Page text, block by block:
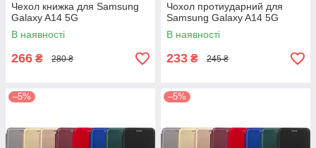
Чехол книжка для Samsung
Galaxy A14 5G
В наявності
266 ₴ 280 ₴
Чохол протиударний для
Samsung Galaxy A14 5G
В наявності
233 ₴ 245 ₴
–5% –5%